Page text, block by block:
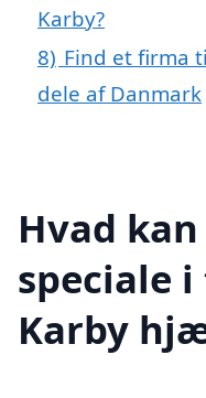
Karby?
8) Find et firma
dele af Danmark
Hvad
speciale
Karby